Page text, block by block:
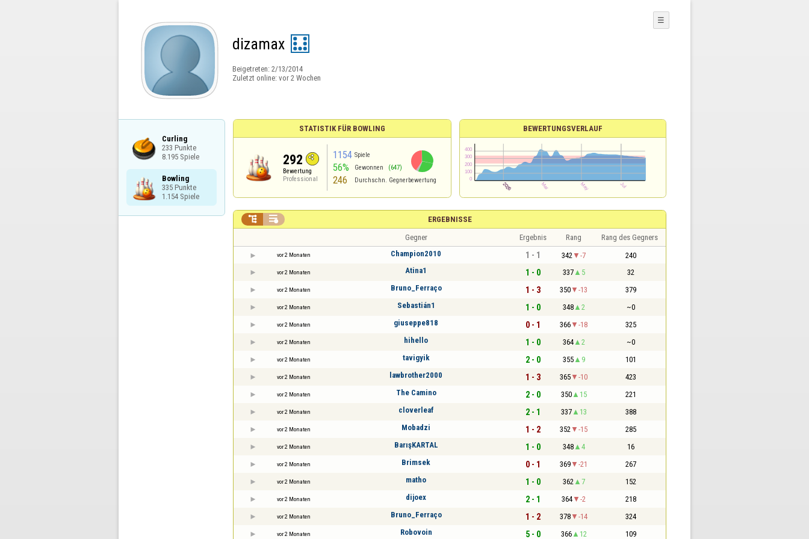
dizamax
Beigetreten: 2/13/2014
Zuletzt online: vor 2 Wochen
☰
Curling
233 Punkte
8.195 Spiele
Bowling
335 Punkte
1.154 Spiele
STATISTIK FÜR BOWLING
292
Bewertung
Professional
1154 Spiele
56% Gewonnen (647)
246 Durchschn. Gegnerbewertung
BEWERTUNGSVERLAUF
ERGEBNISSE
 
Gegner Ergebnis Rang Rang des Gegners
vor 2 Monaten Champion2010 1 - 1 342 -7 240
vor 2 Monaten Atina1 1 - 0 337 5 32
vor 2 Monaten Bruno_Ferraço 1 - 3 350 -13 379
vor 2 Monaten Sebastián1 1 - 0 348 2 ~0
vor 2 Monaten giuseppe818 0 - 1 366 -18 325
vor 2 Monaten hihello 1 - 0 364 2 ~0
vor 2 Monaten tavigyik 2 - 0 355 9 101
vor 2 Monaten lawbrother2000 1 - 3 365 -10 423
vor 2 Monaten The Camino 2 - 0 350 15 221
vor 2 Monaten cloverleaf 2 - 1 337 13 388
vor 2 Monaten Mobadzi 1 - 2 352 -15 285
vor 2 Monaten BarışKARTAL 1 - 0 348 4 16
vor 2 Monaten Brimsek 0 - 1 369 -21 267
vor 2 Monaten matho 1 - 0 362 7 152
vor 2 Monaten dijoex 2 - 1 364 -2 218
vor 2 Monaten Bruno_Ferraço 1 - 2 378 -14 324
vor 2 Monaten Robovoin 5 - 0 366 12 109